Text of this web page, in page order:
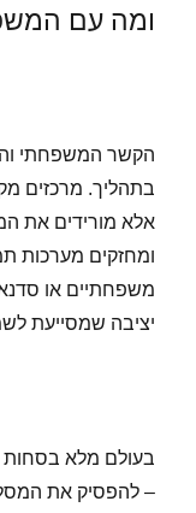
ומה עם
הקשר המשפחתי
בתהליך. מרכזים
אלא מורידים את
ומחזקים מערכות
משפחתיים או
יציבה שמסייעת
בעולם מלא בסחות
– להפסיק את